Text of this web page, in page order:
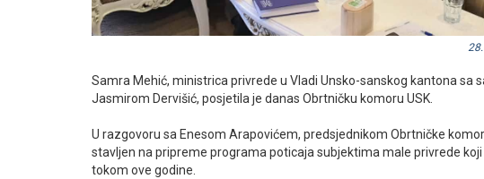
Samra Mehić, ministrica privrede u Vladi Unsko-sanskog kantona sa
Jasmirom Dervišić, posjetila je danas Obrtničku komoru USK.
U razgovoru sa Enesom Arapovićem, predsjednikom Obrtničke
stavljen na pripreme programa poticaja subjektima male privrede
tokom ove godine.